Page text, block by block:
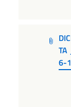
TA
6-